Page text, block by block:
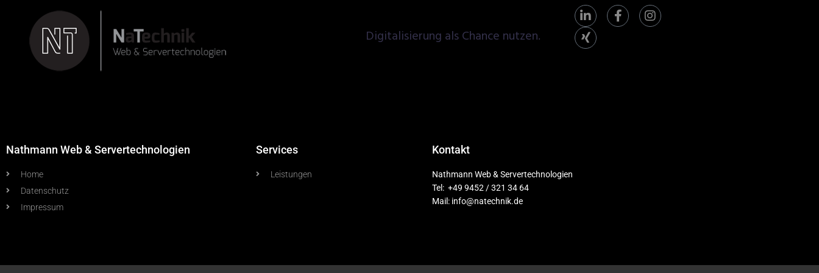
Digitalisierung als Chance nutzen.
Nathmann Web & Servertechnologien
Home
Datenschutz
Impressum
Services
Leistungen
Kontakt
Nathmann Web & Servertechnologien
Tel: +49 9452 / 321 34 64
Mail: info@natechnik.de